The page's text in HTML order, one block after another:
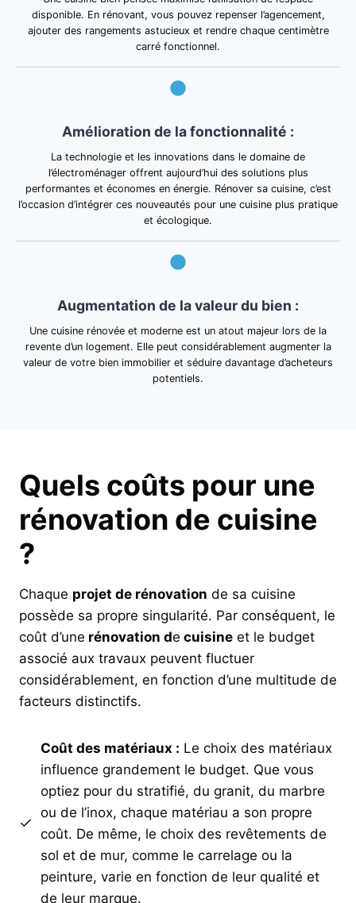
disponible. En rénovant, vous pouvez repenser l’agencement,
ajouter des rangements astucieux et rendre chaque centimètre
carré fonctionnel.
Amélioration de la fonctionnalité :
La technologie et les innovations dans le domaine de
l’électroménager offrent aujourd’hui des solutions plus
performantes et économes en énergie. Rénover sa cuisine, c’est
l’occasion d’intégrer ces nouveautés pour une cuisine plus pratique
et écologique.
Augmentation de la valeur du bien :
Une cuisine rénovée et moderne est un atout majeur lors de la
revente d’un logement. Elle peut considérablement augmenter la
valeur de votre bien immobilier et séduire davantage d’acheteurs
potentiels.
Quels coûts pour une
rénovation de cuisine
?
Chaque projet de rénovation de sa cuisine
possède sa propre singularité. Par conséquent, le
coût d’une rénovation de cuisine et le budget
associé aux travaux peuvent fluctuer
considérablement, en fonction d’une multitude de
facteurs distinctifs.
Coût des matériaux : Le choix des matériaux
influence grandement le budget. Que vous
optiez pour du stratifié, du granit, du marbre
ou de l’inox, chaque matériau a son propre
coût. De même, le choix des revêtements de
sol et de mur, comme le carrelage ou la
peinture, varie en fonction de leur qualité et
de leur marque.